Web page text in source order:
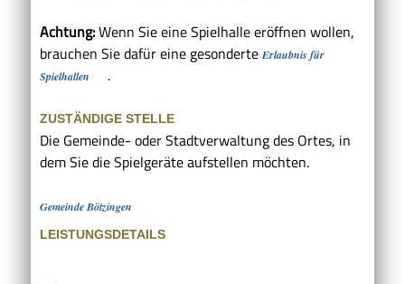
Achtung:Wenn Sie eine Spielhalle eröffnen wollen,
brauchen Sie dafür eine gesonderteErlaubnis für
Spielhallen
.
ZUSTÄNDIGE STELLE
Die Gemeinde- oder Stadtverwaltung des Ortes, in
dem Sie die Spielgeräte aufstellen möchten.
Gemeinde Bötzingen
LEISTUNGSDETAILS